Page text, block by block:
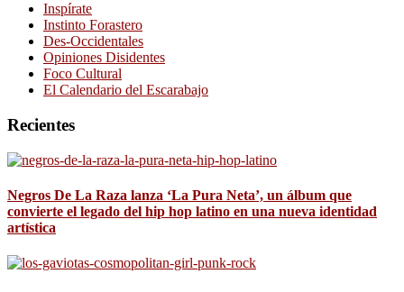
Inspírate
Instinto Forastero
Des-Occidentales
Opiniones Disidentes
Foco Cultural
El Calendario del Escarabajo
Recientes
Negros De La Raza lanza ‘La Pura Neta’, un álbum que
convierte el legado del hip hop latino en una nueva identidad
artística